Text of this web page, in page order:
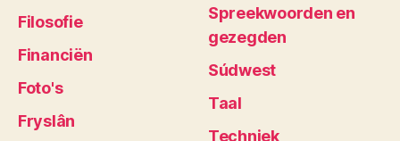
Filosofie
Financiën
Foto's
Fryslân
Spreekwoorden en
gezegden
Súdwest
Taal
Techniek